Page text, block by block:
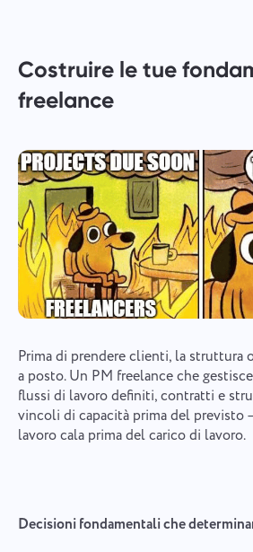
Costruire le tue
freelance
Prima di prendere clienti, la struttura
a posto. Un PM freelance che
flussi di lavoro definiti, contratti e
vincoli di capacità prima del previsto
lavoro cala prima del carico di lavoro.
Decisioni fondamentali che